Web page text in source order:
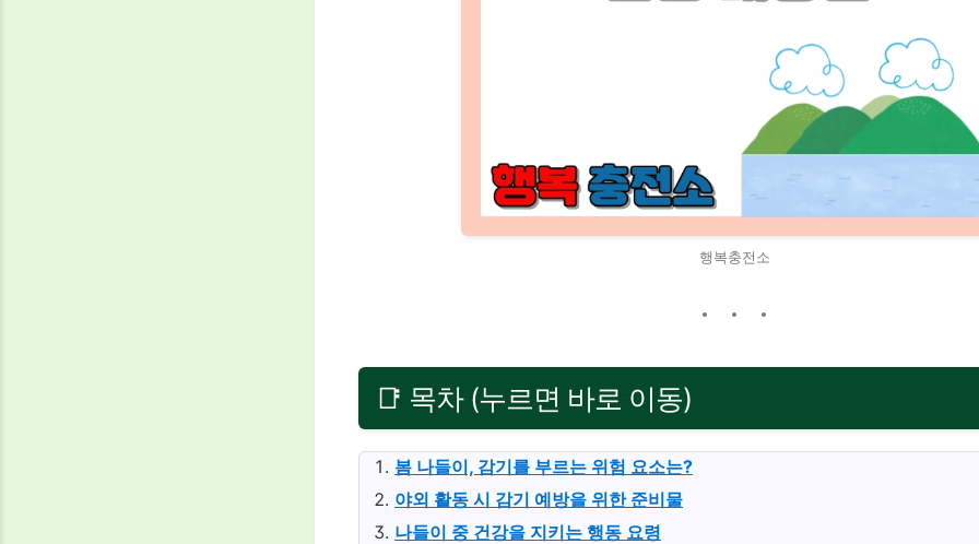
행복충전소
📑 목차 (누르면 바로 이동)
봄 나들이, 감기를 부르는 위험 요소는?
야외 활동 시 감기 예방을 위한 준비물
나들이 중 건강을 지키는 행동 요령